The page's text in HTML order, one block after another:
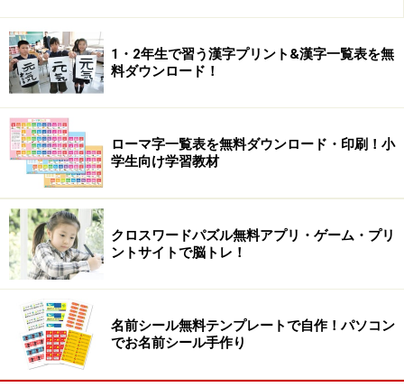
1・2年生で習う漢字プリント&漢字一覧表を無
料ダウンロード！
ローマ字一覧表を無料ダウンロード・印刷！小
学生向け学習教材
クロスワードパズル無料アプリ・ゲーム・プリ
ントサイトで脳トレ！
名前シール無料テンプレートで自作！パソコン
でお名前シール手作り